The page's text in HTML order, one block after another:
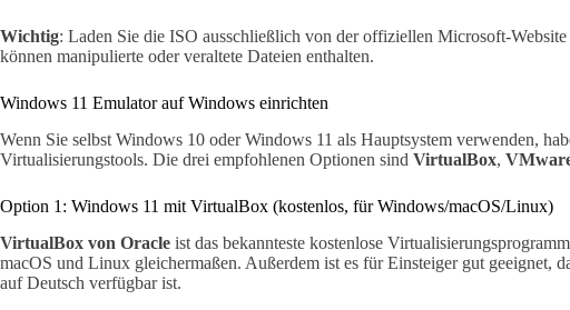
Wichtig: Laden Sie die ISO ausschließlich von der offiziellen Microsoft-
können manipulierte oder veraltete Dateien enthalten.
Windows 11 Emulator auf Windows einrichten
Wenn Sie selbst Windows 10 oder Windows 11 als Hauptsystem verwenden,
Virtualisierungstools. Die drei empfohlenen Optionen sind VirtualBox,
Option 1: Windows 11 mit VirtualBox (kostenlos, für Windows/macOS/Linux)
VirtualBox von Oracle ist das bekannteste kostenlose
macOS und Linux gleichermaßen. Außerdem ist es für Einsteiger gut geeignet,
auf Deutsch verfügbar ist.